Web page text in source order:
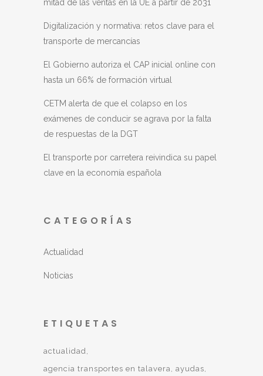
mitad de las ventas en la UE a partir de 2031
Digitalización y normativa: retos clave para el
transporte de mercancías
El Gobierno autoriza el CAP inicial online con
hasta un 66% de formación virtual
CETM alerta de que el colapso en los
exámenes de conducir se agrava por la falta
de respuestas de la DGT
El transporte por carretera reivindica su papel
clave en la economía española
CATEGORÍAS
Actualidad
Noticias
ETIQUETAS
actualidad
agencia transportes en talavera ayudas